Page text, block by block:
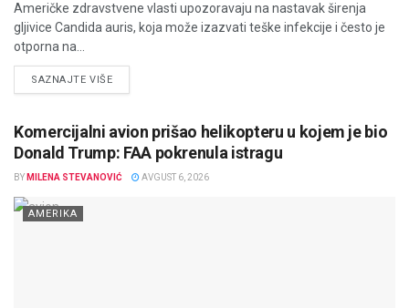
Američke zdravstvene vlasti upozoravaju na nastavak širenja
gljivice Candida auris, koja može izazvati teške infekcije i često je
otporna na...
SAZNAJTE VIŠEDETAILS
Komercijalni avion prišao helikopteru u kojem je bio
Donald Trump: FAA pokrenula istragu
BY MILENA STEVANOVIĆ AVGUST 6, 2026
AMERIKA